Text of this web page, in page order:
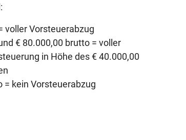
voller Vorsteuerabzug
€ 80.000,00 brutto = voller
in Höhe des € 40.000,00
kein Vorsteuerabzug